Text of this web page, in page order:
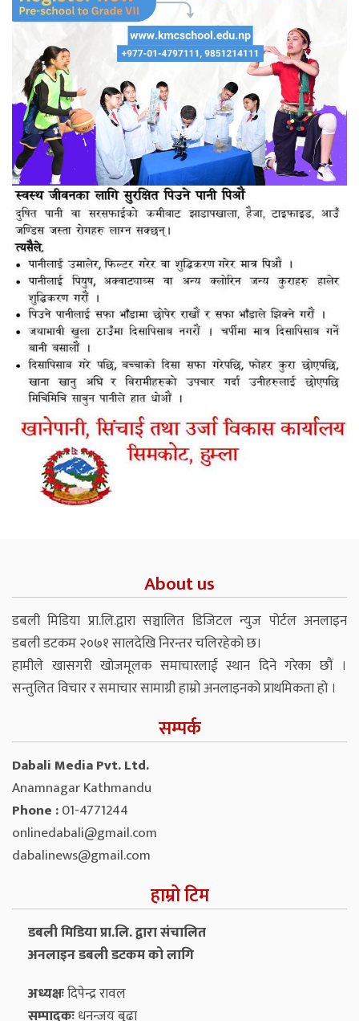
About us
डबली मिडिया प्रा.लि.द्वारा सञ्चालित डिजिटल न्युज पोर्टल अनलाइन
डबली डटकम २०७१ सालदेखि निरन्तर चलिरहेको छ।
हामीले खासगरी खोजमूलक समाचारलाई स्थान दिने गरेका छौं ।
सन्तुलित विचार र समाचार सामाग्री हाम्रो अनलाइनको प्राथमिकता हो ।
सम्पर्क
Dabali Media Pvt. Ltd.
Anamnagar Kathmandu
Phone :01-4771244
onlinedabali@gmail.com
dabalinews@gmail.com
हाम्रो टिम
डबली मिडिया प्रा.लि. द्वारा संचालित
अनलाइन डबली डटकम को लागि
अध्यक्षःदिपेन्द्र रावल
सम्पादकःधनन्‍जय बुढा